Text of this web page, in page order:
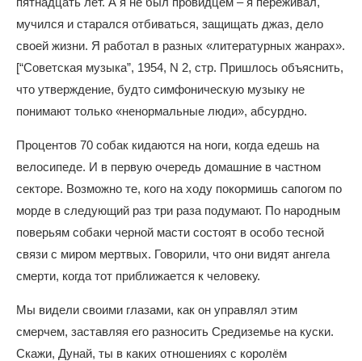
мучился и старался отбиваться, защищать джаз, дело
своей жизни. Я работал в разных «литературных жанрах».
[“Советская музыка”, 1954, N 2, стр. Пришлось объяснить,
что утверждение, будто симфоническую музыку не
понимают только «ненормальные люди», абсурдно.
Процентов 70 собак кидаются на ноги, когда едешь на
велосипеде. И в первую очередь домашние в частном
секторе. Возможно те, кого на ходу покормишь сапогом по
морде в следующий раз три раза подумают. По народным
поверьям собаки черной масти состоят в особо тесной
связи с миром мертвых. Говорили, что они видят ангела
смерти, когда тот приближается к человеку.
Мы видели своими глазами, как он управлял этим
смерчем, заставляя его разносить Средиземье на куски.
Скажи, Дунай, ты в каких отношениях с королём